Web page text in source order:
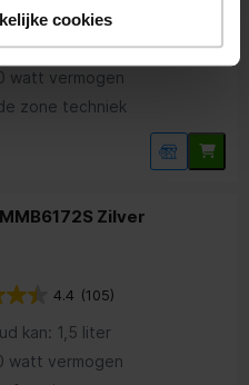
cookies
(29)
3 liter
watt vermogen
zone techniek
Zilver
4.4 (105)
kan: 1,5 liter
watt vermogen